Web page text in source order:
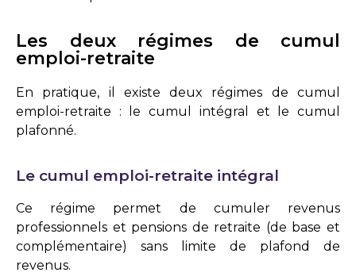
Les deux régimes de cumul
emploi-retraite
En pratique, il existe deux régimes de cumul
emploi-retraite : le cumul intégral et le cumul
plafonné.
Le cumul emploi-retraite intégral
Ce régime permet de cumuler revenus
professionnels et pensions de retraite (de base et
complémentaire) sans limite de plafond de
revenus.